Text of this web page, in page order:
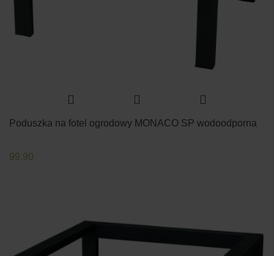
Poduszka na fotel ogrodowy MONACO SP wodoodporna
99.90